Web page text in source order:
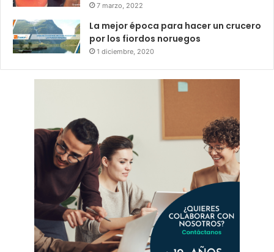
7 marzo, 2022
La mejor época para hacer un crucero
por los fiordos noruegos
1 diciembre, 2020